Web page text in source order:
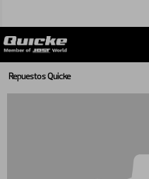
Repuestos Quicke